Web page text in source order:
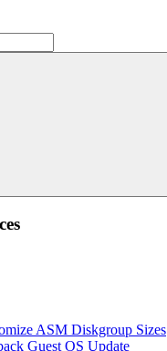
Search
ASM Diskgroup Sizes
Guest OS Update